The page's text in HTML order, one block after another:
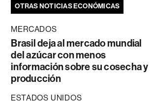
OTRAS NOTICIAS ECONÓMICAS
MERCADOS
Brasil deja al mercado mundial
del azúcar con menos
información sobre su cosecha y
producción
ESTADOS UNIDOS